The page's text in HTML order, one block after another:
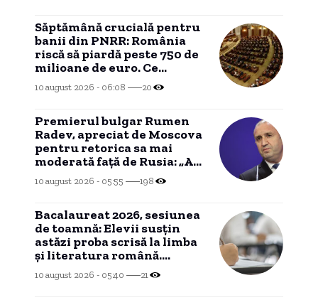
Săptămână crucială pentru
banii din PNRR: România
riscă să piardă peste 750 de
milioane de euro. Ce
urmează
10 august 2026 - 06:08 20
Premierul bulgar Rumen
Radev, apreciat de Moscova
pentru retorica sa mai
moderată faţă de Rusia: „A
căpătat elemente raţionale”
10 august 2026 - 05:55 198
Bacalaureat 2026, sesiunea
de toamnă: Elevii susțin
astăzi proba scrisă la limba
și literatura română.
Structura subiectelor
10 august 2026 - 05:40 21